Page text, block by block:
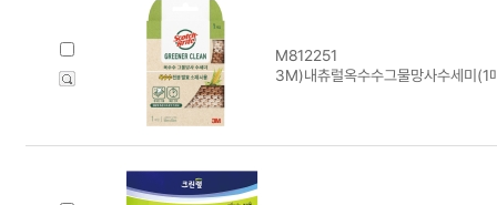
M812251
3M)내츄럴옥수수그물망사수세미(1